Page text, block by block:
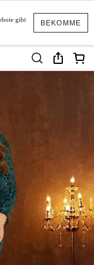
BEKOMME
gibt